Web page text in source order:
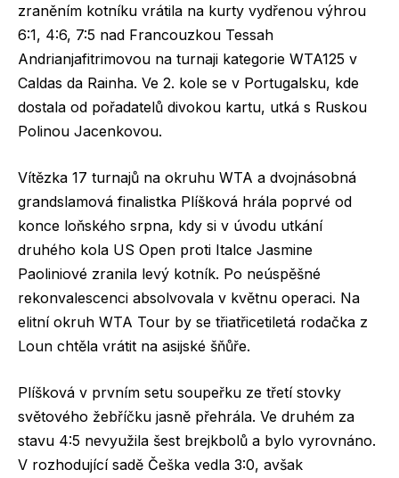
zraněním kotníku vrátila na kurty vydřenou výhrou
6:1, 4:6, 7:5 nad Francouzkou Tessah
Andrianjafitrimovou na turnaji kategorie WTA125 v
Caldas da Rainha. Ve 2. kole se v Portugalsku, kde
dostala od pořadatelů divokou kartu, utká s Ruskou
Polinou Jacenkovou.
Vítězka 17 turnajů na okruhu WTA a dvojnásobná
grandslamová finalistka Plíšková hrála poprvé od
konce loňského srpna, kdy si v úvodu utkání
druhého kola US Open proti Italce Jasmine
Paoliniové zranila levý kotník. Po neúspěšné
rekonvalescenci absolvovala v květnu operaci. Na
elitní okruh WTA Tour by se třiatřicetiletá rodačka z
Loun chtěla vrátit na asijské šňůře.
Plíšková v prvním setu soupeřku ze třetí stovky
světového žebříčku jasně přehrála. Ve druhém za
stavu 4:5 nevyužila šest brejkbolů a bylo vyrovnáno.
V rozhodující sadě Češka vedla 3:0, avšak